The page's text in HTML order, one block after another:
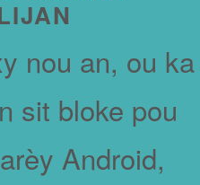
nou an, ou ka
sit bloke pou
Android,